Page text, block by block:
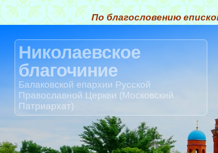
По благословению
Николаевское
благочиние
Балаковской епархии Русской
Православной Церкви (Московский
Патриархат)